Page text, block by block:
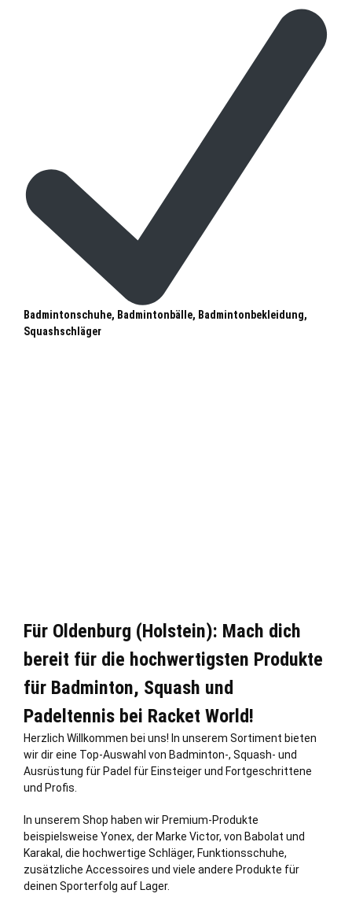
Badmintonschuhe, Badmintonbälle, Badmintonbekleidung,
Squashschläger
Für Oldenburg (Holstein): Mach dich
bereit für die hochwertigsten Produkte
für Badminton, Squash und
Padeltennis bei Racket World!
Herzlich Willkommen bei uns! In unserem Sortiment bieten
wir dir eine Top-Auswahl von Badminton-, Squash- und
Ausrüstung für Padel für Einsteiger und Fortgeschrittene
und Profis.
In unserem Shop haben wir Premium-Produkte
beispielsweise Yonex, der Marke Victor, von Babolat und
Karakal, die hochwertige Schläger, Funktionsschuhe,
zusätzliche Accessoires und viele andere Produkte für
deinen Sporterfolg auf Lager.